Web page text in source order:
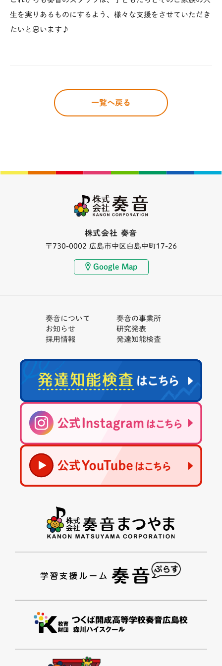
生を実りあるものにするよう、様々な支援をさせていただき
たいと思います♪
一覧へ戻る
株式会社 奏音
〒730-0002 広島市中区白島中町17-26
Google Map
奏音について
奏音の事業所
お知らせ
研究発表
採用情報
発達知能検査